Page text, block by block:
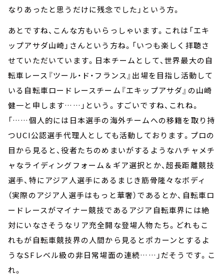
なりあったと思うだけに残念でした」という方。
あとですね、こんな方もいらっしゃいます。これは「エキ
ップアサダ山崎」さんという方ね。「いつも楽しく拝聴さ
せていただいています。日本チームとして、世界最大の自
転車レース『ツール・ド・フランス』出場を目指し活動して
いる自転車ロードレースチーム『エキップアサダ』の山崎
健一と申します……」という。すごいですね、これね。
「……個人的には日本選手の海外チームへの移籍を取り持
つUCI公認選手代理人としても活動しております。プロの
目から見ると、役者たちのめまいがするようなハチャメチ
ャなライディングフォーム＆ギア選択とか、超長距離競技
選手、特にアジア人選手にあるまじき筋骨隆々なボディ
（実際のアジア人選手はもっと華奢）であるとか、自転車ロ
ードレースがマイナー競技であるアジア自転車界には絶
対にいなさそうなリア充全開な登場人物たち。どれもこ
れもが自転車競技界の人間から見るとポカーンとするよ
うなSFレベル級の非日常場面の連続……」だそうです。こ
れ。